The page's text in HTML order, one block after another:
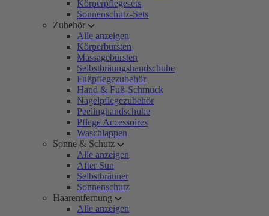
Körperpflegesets
Sonnenschutz-Sets
Zubehör
Alle anzeigen
Körperbürsten
Massagebürsten
Selbstbräungshandschuhe
Fußpflegezubehör
Hand & Fuß-Schmuck
Nagelpflegezubehör
Peelinghandschuhe
Pflege Accessoires
Waschlappen
Sonne & Schutz
Alle anzeigen
After Sun
Selbstbräuner
Sonnenschutz
Haarentfernung
Alle anzeigen